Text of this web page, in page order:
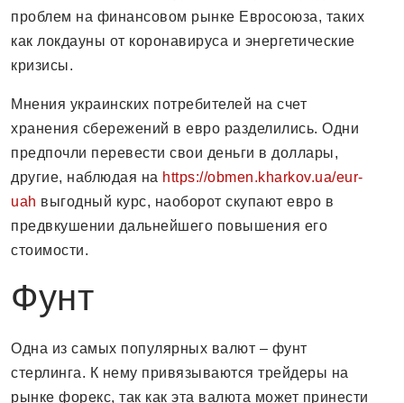
проблем на финансовом рынке Евросоюза, таких
как локдауны от коронавируса и энергетические
кризисы.
Мнения украинских потребителей на счет
хранения сбережений в евро разделились. Одни
предпочли перевести свои деньги в доллары,
другие, наблюдая на https://obmen.kharkov.ua/eur-
uah выгодный курс, наоборот скупают евро в
предвкушении дальнейшего повышения его
стоимости.
Фунт
Одна из самых популярных валют – фунт
стерлинга. К нему привязываются трейдеры на
рынке форекс, так как эта валюта может принести